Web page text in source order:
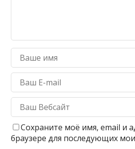
Сохраните моё имя, email и
браузере для последующих